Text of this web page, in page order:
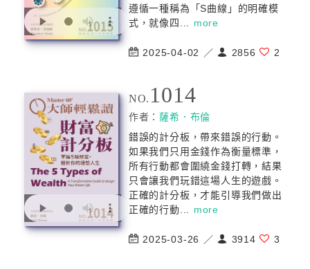
遵循一種稱為「S曲線」的明確模
式，就像四... more
2025-04-02 ／ 2856 2
NO. 1014
作者：薩希．布倫
錯誤的計分板，帶來錯誤的行動。
如果我們只用金錢作為衡量標準，
所有行動都會圍繞金錢打轉，結果
只會讓我們玩錯這場人生的遊戲。
正確的計分板，才能引導我們做出
正確的行動... more
2025-03-26 ／ 3914 3